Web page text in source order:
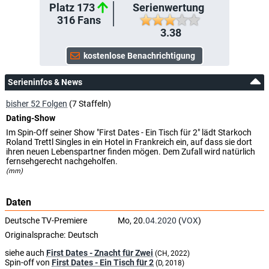
Platz 173
316Fans
Serienwertung
3.38
Serieninfos & News
bisher 52 Folgen (7 Staffeln)
Dating-Show
Im Spin-Off seiner Show "First Dates - Ein Tisch für 2" lädt Starkoch
Roland Trettl Singles in ein Hotel in Frankreich ein, auf dass sie dort
ihren neuen Lebenspartner finden mögen. Dem Zufall wird natürlich
fernsehgerecht nachgeholfen.
(mm)
Daten
Deutsche TV-Premiere Mo, 20.04.2020 (VOX)
Originalsprache: Deutsch
siehe auch First Dates - Znacht für Zwei (CH, 2022)
Spin-off von First Dates - Ein Tisch für 2 (D, 2018)